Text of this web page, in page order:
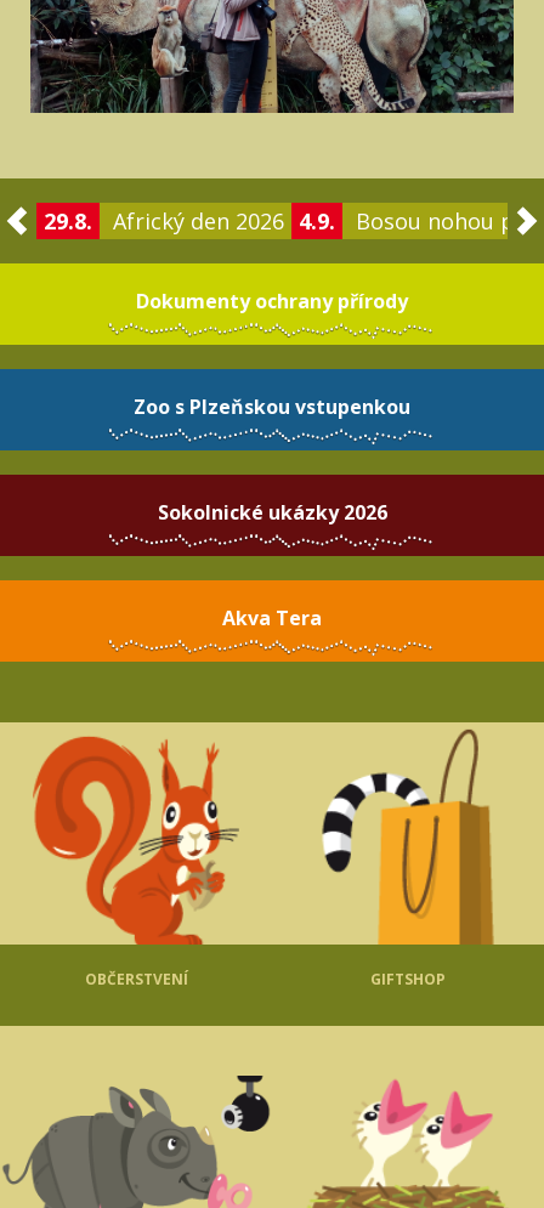
29.8. Africký den 2026 4.9. Bosou nohou po
Dokumenty ochrany přírody
Zoo s Plzeňskou vstupenkou
Sokolnické ukázky 2026
Akva Tera
OBČERSTVENÍ GIFTSHOP